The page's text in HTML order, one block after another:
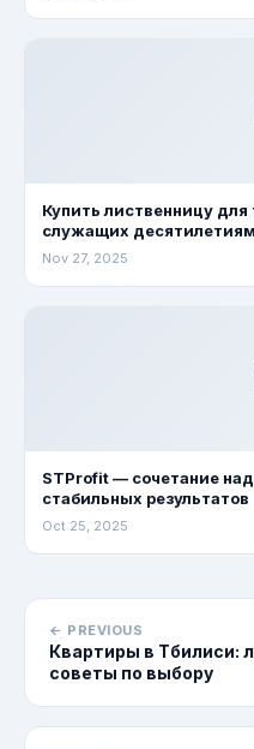
Купить лиственницу для
служащих
Nov 27, 2025
STProfit — сочетание
стабильных результатов
Oct 25, 2025
← PREVIOUS
Квартиры в Тбилиси:
советы по выбору